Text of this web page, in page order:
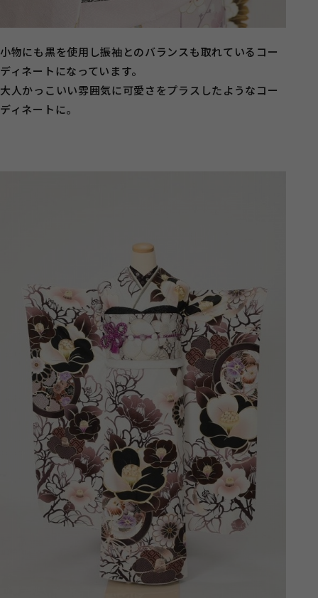
小物にも黒を使用し振袖とのバランスも取れているコー
ディネートになっています。
大人かっこいい雰囲気に可愛さをプラスしたようなコー
ディネートに。